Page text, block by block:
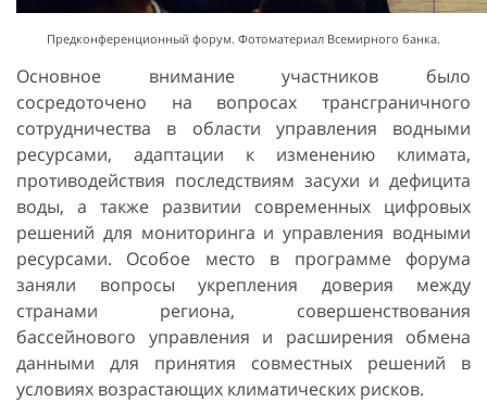
Предконференционный форум. Фотоматериал Всемирного банка.
Основное внимание участников было
сосредоточено на вопросах трансграничного
сотрудничества в области управления водными
ресурсами, адаптации к изменению климата,
противодействия последствиям засухи и дефицита
воды, а также развитии современных цифровых
решений для мониторинга и управления водными
ресурсами. Особое место в программе форума
заняли вопросы укрепления доверия между
странами региона, совершенствования
бассейнового управления и расширения обмена
данными для принятия совместных решений в
условиях возрастающих климатических рисков.